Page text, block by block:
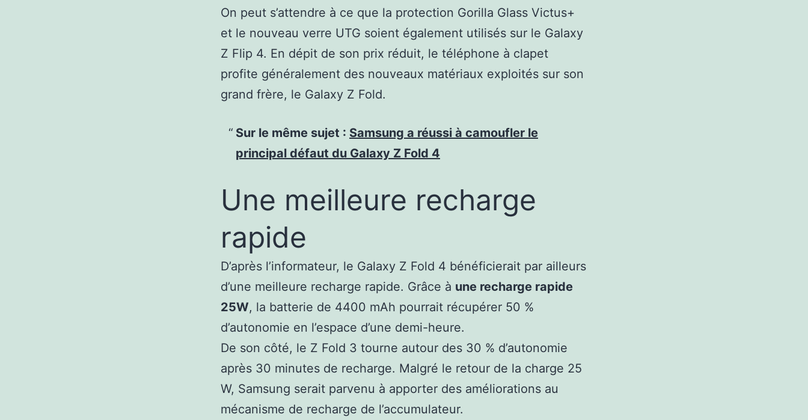
On peut s’attendre à ce que la protection Gorilla Glass Victus+
et le nouveau verre UTG soient également utilisés sur le Galaxy
Z Flip 4. En dépit de son prix réduit, le téléphone à clapet
profite généralement des nouveaux matériaux exploités sur son
grand frère, le Galaxy Z Fold.
Sur le même sujet : Samsung a réussi à camoufler le
principal défaut du Galaxy Z Fold 4
Une meilleure recharge
rapide
D’après l’informateur, le Galaxy Z Fold 4 bénéficierait par ailleurs
d’une meilleure recharge rapide. Grâce à une recharge rapide
25W, la batterie de 4400 mAh pourrait récupérer 50 %
d’autonomie en l’espace d’une demi-heure.
De son côté, le Z Fold 3 tourne autour des 30 % d’autonomie
après 30 minutes de recharge. Malgré le retour de la charge 25
W, Samsung serait parvenu à apporter des améliorations au
mécanisme de recharge de l’accumulateur.